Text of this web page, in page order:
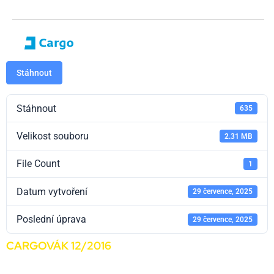
Stáhnout
Stáhnout 635
Velikost souboru 2.31 MB
File Count 1
Datum vytvoření 29 července, 2025
Poslední úprava 29 července, 2025
CARGOVÁK 12/2016